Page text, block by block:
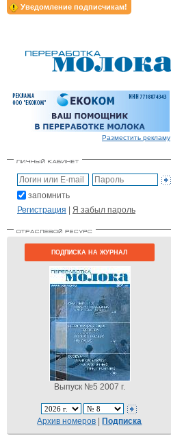
Уведомление подписчикам!
Разместить рекламу
запомнить
Регистрация | Я забыл пароль
ПОДПИСКА НА ЖУРНАЛ
Выпуск №5 2007 г.
Архив номеров |Подписка